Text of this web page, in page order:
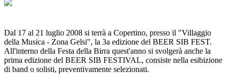
Dal 17 al 21 luglio 2008 si terrà a Copertino, presso il "Villaggio
della Musica - Zona Gelsi", la 3a edizione del BEER SIB FEST.
All'interno della Festa della Birra quest'anno si svolgerà anche la
prima edizione del BEER SIB FESTIVAL, consiste nella esibizione
di band o solisti, preventivamente selezionati.